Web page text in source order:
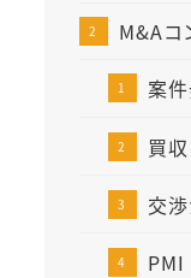
M&Aコ
案
買
交
PMI